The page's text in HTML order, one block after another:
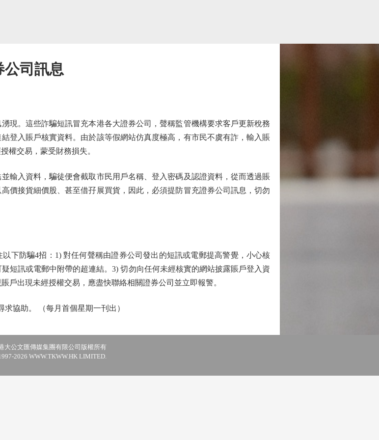
公司訊息
。這些詐騙短訊冒充本港各大證券公司，聲稱監管機構要求客戶更新稅務
登入賬戶核實資料。由於該等假網站仿真度極高，有市民不虞有詐，輸入賬
權交易，蒙受財務損失。
入資料，騙徒便會截取市民用戶名稱、登入密碼及認證資料，從而透過賬
價接貨細價股、甚至借孖展買貨，因此，必須提防冒充證券公司訊息，切勿
防騙4招：1) 對任何聲稱由證券公司發出的短訊或電郵提高警覺，小心核
短訊或電郵中附帶的超連結。3) 切勿向任何未經核實的網站披露賬戶登入資
戶出現未經授權交易，應盡快聯絡相關證券公司並立即報警。
協助。 （每月首個星期一刊出）
大公文匯傳媒集團有限公司版權所有
2026 WWW.TKWW.HK LIMITED.